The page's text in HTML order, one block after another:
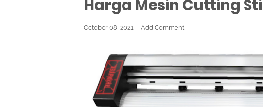
Harga Mesin Cutting
October 08, 2021 Add Comment